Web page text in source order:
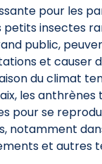
pour les
petits insectes
public,
et causer
du climat
les
pour se
notamment
et autres